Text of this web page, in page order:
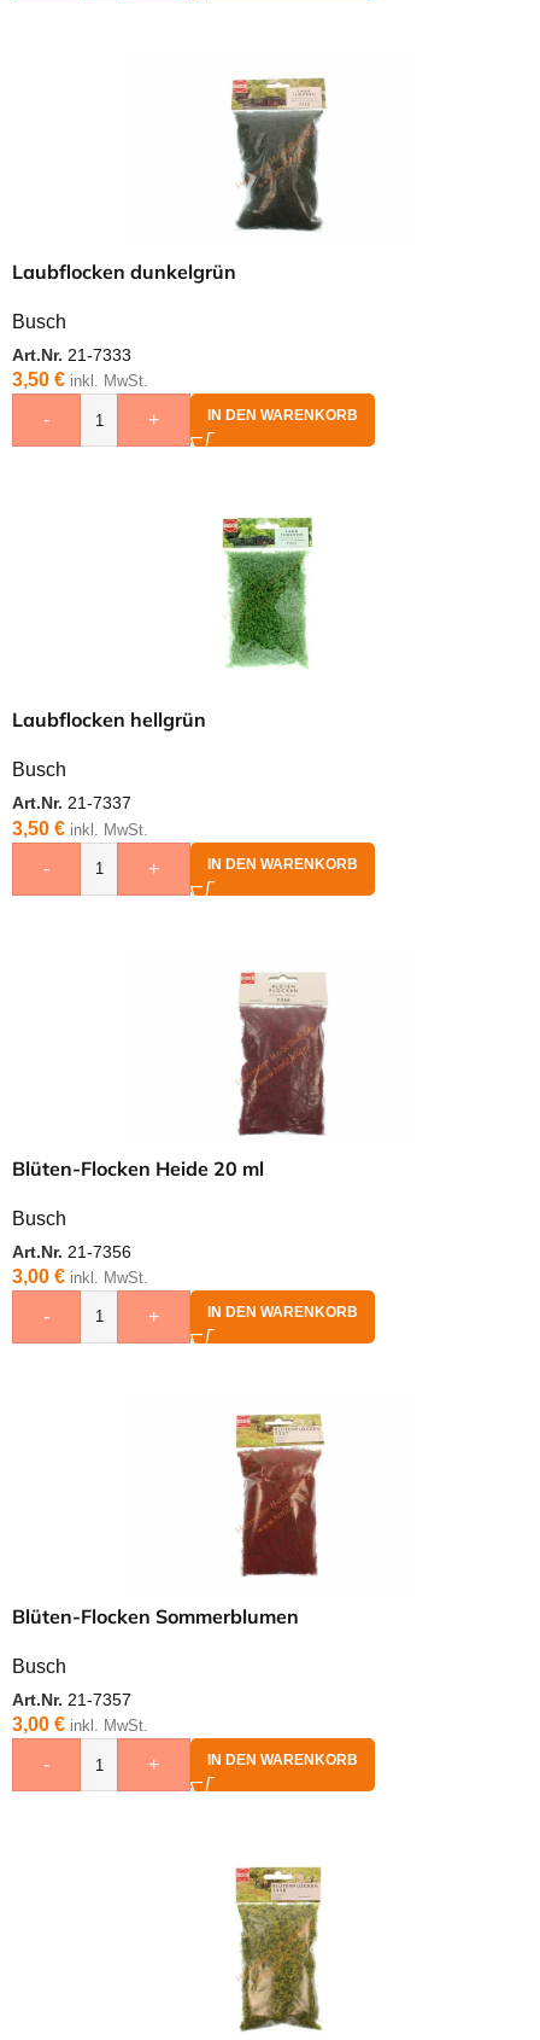
Laubflocken dunkelgrün
Busch
Art.Nr. 21-7333
3,50 € inkl. MwSt.
- + IN DEN WARENKORB
Laubflocken hellgrün
Busch
Art.Nr. 21-7337
3,50 € inkl. MwSt.
- + IN DEN WARENKORB
Blüten-Flocken Heide 20 ml
Busch
Art.Nr. 21-7356
3,00 € inkl. MwSt.
- + IN DEN WARENKORB
Blüten-Flocken Sommerblumen
Busch
Art.Nr. 21-7357
3,00 € inkl. MwSt.
- + IN DEN WARENKORB